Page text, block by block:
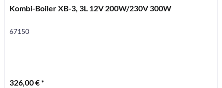
Kombi-Boiler XB-3, 3L 12V 200W/230V 300W
67150
326,00 € *